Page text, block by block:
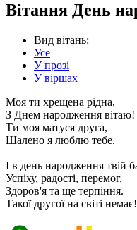
Вітання День
Вид вітань:
Усе
У прозі
У віршах
Моя ти хрещена рідна,
З Днем народження вітаю!
Ти моя матуся друга,
Шалено я люблю тебе.
І в день народження твій
Успіху, радості, перемог,
Здоров'я та ще терпіння.
Такої другої на світі немає!